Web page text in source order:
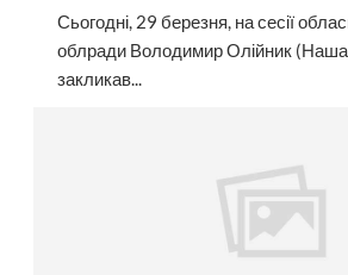
Сьогодні, 29 березня, на сесії
облради Володимир Олійник (Наша
закликав...